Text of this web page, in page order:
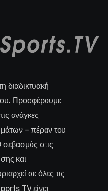
διαδικτυακή
Προσφέρουμε
ανάγκες
– πέραν του
στις
και
σε όλες τις
TV είναι